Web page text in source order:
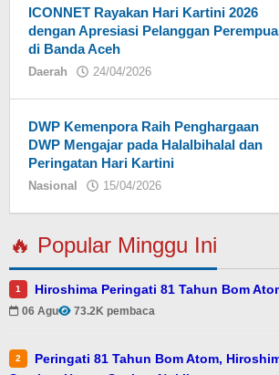
ICONNET Rayakan Hari Kartini 2026
dengan Apresiasi Pelanggan
di Banda Aceh
Daerah 24/04/2026
DWP Kemenpora Raih Penghargaan
DWP Mengajar pada Halalbihalal dan
Peringatan Hari Kartini
Nasional 15/04/2026
🔥 Popular Minggu Ini
1 Hiroshima Peringati 81 Tahun Bom
06 Agu 73.2K pembaca
2
Peringati 81 Tahun Bom Atom,